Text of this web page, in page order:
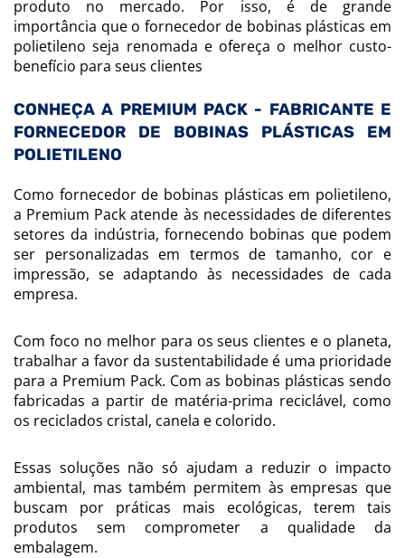
produto no mercado. Por isso, é de grande
importância que o fornecedor de bobinas plásticas em
polietileno seja renomada e ofereça o melhor custo-
benefício para seus clientes
CONHEÇA A PREMIUM PACK - FABRICANTE E
FORNECEDOR DE BOBINAS PLÁSTICAS EM
POLIETILENO
Como fornecedor de bobinas plásticas em polietileno,
a Premium Pack atende às necessidades de diferentes
setores da indústria, fornecendo bobinas que podem
ser personalizadas em termos de tamanho, cor e
impressão, se adaptando às necessidades de cada
empresa.
Com foco no melhor para os seus clientes e o planeta,
trabalhar a favor da sustentabilidade é uma prioridade
para a Premium Pack. Com as bobinas plásticas sendo
fabricadas a partir de matéria-prima reciclável, como
os reciclados cristal, canela e colorido.
Essas soluções não só ajudam a reduzir o impacto
ambiental, mas também permitem às empresas que
buscam por práticas mais ecológicas, terem tais
produtos sem comprometer a qualidade da
embalagem.